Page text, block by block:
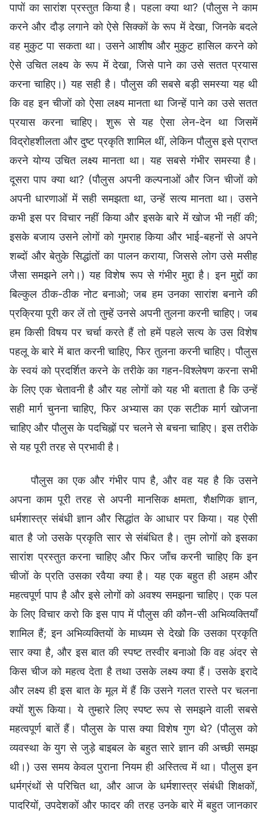
पापों का सारांश प्रस्तुत किया है। पहला क्या था? (पौलुस ने काम
करने और दौड़ लगाने को ऐसे सिक्कों के रूप में देखा, जिनके बदले
वह मुकुट पा सकता था। उसने आशीष और मुकुट हासिल करने को
ऐसे उचित लक्ष्य के रूप में देखा, जिसे पाने का उसे सतत प्रयास
करना चाहिए।) यह सही है। पौलुस की सबसे बड़ी समस्या यह थी
कि वह इन चीजों को ऐसा लक्ष्य मानता था जिन्हें पाने का उसे सतत
प्रयास करना चाहिए। शुरू से यह ऐसा लेन-देन था जिसमें
विद्रोहशीलता और दुष्ट प्रकृति शामिल थीं, लेकिन पौलुस इसे प्राप्त
करने योग्य उचित लक्ष्य मानता था। यह सबसे गंभीर समस्या है।
दूसरा पाप क्या था? (पौलुस अपनी कल्पनाओं और जिन चीजों को
अपनी धारणाओं में सही समझता था, उन्हें सत्य मानता था। उसने
कभी इस पर विचार नहीं किया और इसके बारे में खोज भी नहीं की;
इसके बजाय उसने लोगों को गुमराह किया और भाई-बहनों से अपने
शब्दों और बेतुके सिद्धांतों का पालन कराया, जिससे लोग उसे मसीह
जैसा समझने लगे।) यह विशेष रूप से गंभीर मुद्दा है। इन मुद्दों का
बिल्कुल ठीक-ठीक नोट बनाओ; जब हम उनका सारांश बनाने की
प्रक्रिया पूरी कर लें तो तुम्हें उनसे अपनी तुलना करनी चाहिए। जब
हम किसी विषय पर चर्चा करते हैं तो हमें पहले सत्य के उस विशेष
पहलू के बारे में बात करनी चाहिए, फिर तुलना करनी चाहिए। पौलुस
के स्वयं को प्रदर्शित करने के तरीके का गहन-विश्लेषण करना सभी
के लिए एक चेतावनी है और यह लोगों को यह भी बताता है कि उन्हें
सही मार्ग चुनना चाहिए, फिर अभ्यास का एक सटीक मार्ग खोजना
चाहिए और पौलुस के पदचिह्नों पर चलने से बचना चाहिए। इस तरीके
से यह पूरी तरह से प्रभावी है।
पौलुस का एक और गंभीर पाप है, और वह यह है कि उसने
अपना काम पूरी तरह से अपनी मानसिक क्षमता, शैक्षणिक ज्ञान,
धर्मशास्त्र संबंधी ज्ञान और सिद्धांत के आधार पर किया। यह ऐसी
बात है जो उसके प्रकृति सार से संबंधित है। तुम लोगों को इसका
सारांश प्रस्तुत करना चाहिए और फिर जाँच करनी चाहिए कि इन
चीजों के प्रति उसका रवैया क्या है। यह एक बहुत ही अहम और
महत्वपूर्ण पाप है और इसे लोगों को अवश्य समझना चाहिए। एक पल
के लिए विचार करो कि इस पाप में पौलुस की कौन-सी अभिव्यक्तियाँ
शामिल हैं; इन अभिव्यक्तियों के माध्यम से देखो कि उसका प्रकृति
सार क्या है, और इस बात की स्पष्ट तस्वीर बनाओ कि वह अंदर से
किस चीज को महत्व देता है तथा उसके लक्ष्य क्या हैं। उसके इरादे
और लक्ष्य ही इस बात के मूल में हैं कि उसने गलत रास्ते पर चलना
क्यों शुरू किया। ये तुम्हारे लिए स्पष्ट रूप से समझने वाली सबसे
महत्वपूर्ण बातें हैं। पौलुस के पास क्या विशेष गुण थे? (पौलुस को
व्यवस्था के युग से जुड़े बाइबल के बहुत सारे ज्ञान की अच्छी समझ
थी।) उस समय केवल पुराना नियम ही अस्तित्व में था। पौलुस इन
धर्मग्रंथों से परिचित था, और आज के धर्मशास्त्र संबंधी शिक्षकों,
पादरियों, उपदेशकों और फादर की तरह उनके बारे में बहुत जानकार